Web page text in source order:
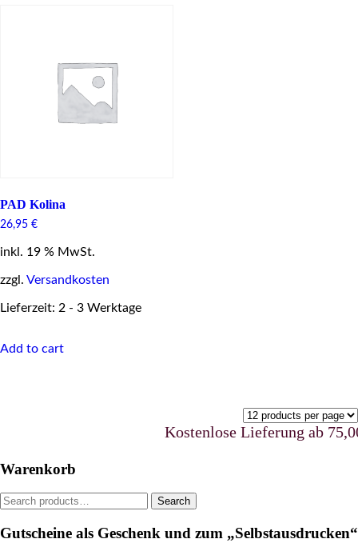
PAD Kolina
26,95 €
inkl. 19 % MwSt.
zzgl. Versandkosten
Lieferzeit: 2 - 3 Werktage
Add to cart
Kostenlose Lieferung ab
Warenkorb
Search
Search
Gutscheine als Geschenk und zum „Selbstausdrucken“